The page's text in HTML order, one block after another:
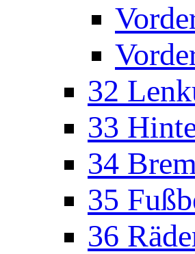
32
33
34
35
36